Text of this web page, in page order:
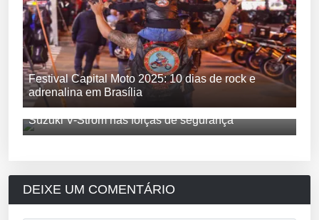
Festival Capital Moto 2025: 10 dias de rock e
adrenalina em Brasília
Suzuki V-Strom nas forças de segurança
DEIXE UM COMENTÁRIO